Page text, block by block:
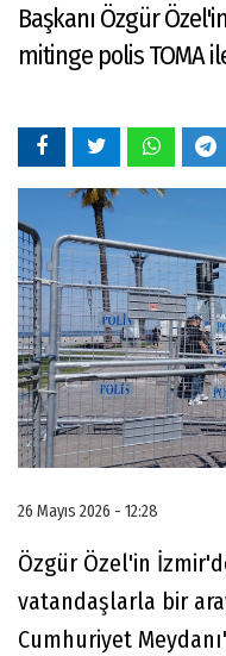
Başkanı Özgür
mitinge polis TOMA
26 Mayıs 2026 - 12:28
Özgür Özel'in
vatandaşlarla bir
Cumhuriyet